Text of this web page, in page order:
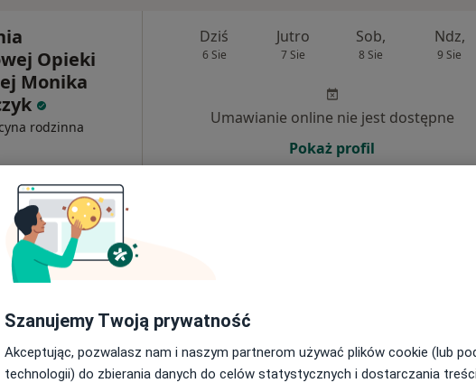
Opieki
Monika
rodzinna
Mapa
Dziś
6 Sie
Jutro
7 Sie
Sob,
8 Sie
Ndz,
9 Sie
Umawianie online nie jest dostępne
Pokaż profil
rodzinna,
Umawianie online nie jest dostępne
Szanujemy Twoją prywatność
Akceptując, pozwalasz nam i naszym partnerom używać plików cookie (lub
technologii) do zbierania danych do celów statystycznych i dostarczania